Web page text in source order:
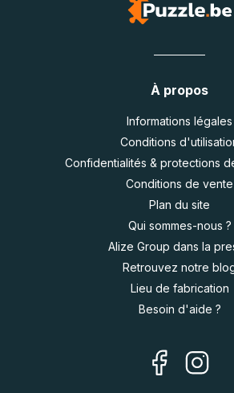
À propos
Informations légales
Conditions
Confidentialités & protections
Conditions de vente
Plan du site
Qui sommes-nous ?
Alize Group dans la
Retrouvez notre
Lieu de fabrication
Besoin d'aide ?